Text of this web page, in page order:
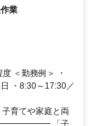
業
＜勤務例＞ ・
・8:30～17:30／
や家庭と両
「子